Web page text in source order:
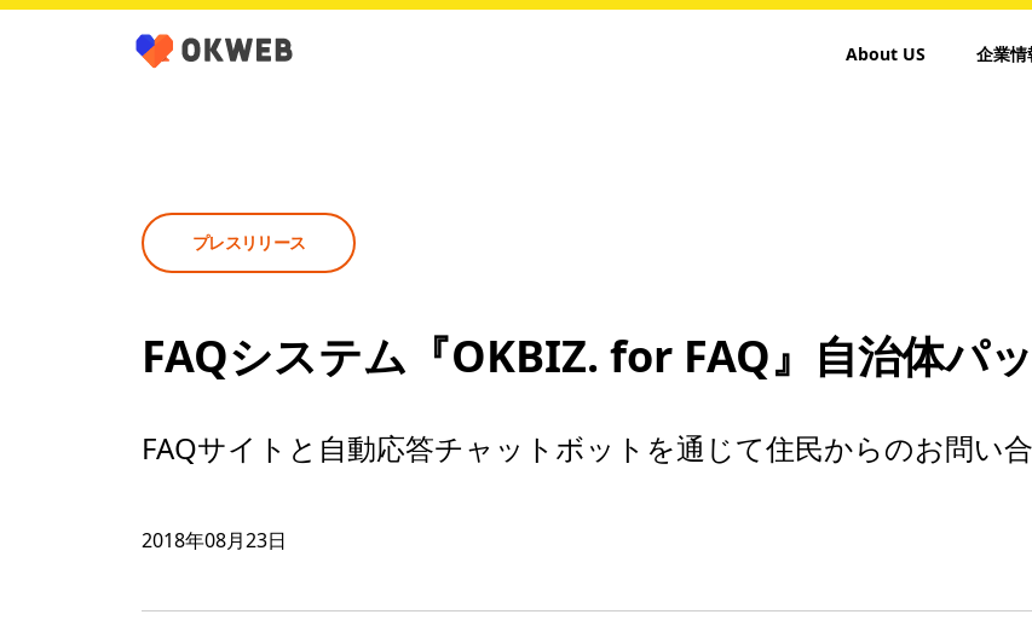
About US 企業情
プレスリリース
FAQシステム『OKBIZ. for FAQ』自治体パ
FAQサイトと自動応答チャットボットを通じて住民からのお問い
2018年08月23日